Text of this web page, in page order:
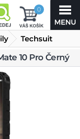
0
a kryty Huawei
Techsuit
Kryt Huawei
Pro Černý
10 Pro Černý